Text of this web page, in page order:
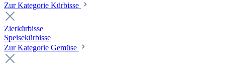
Zur Kategorie Kürbisse
Zierkürbisse
Speisekürbisse
Zur Kategorie Gemüse